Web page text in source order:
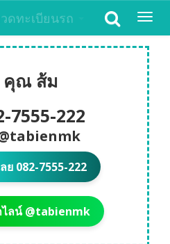
ดทะเบียนรถ
คุณ ส้ม
7555-222
ย 082-7555-222
ลน์ @tabienmk